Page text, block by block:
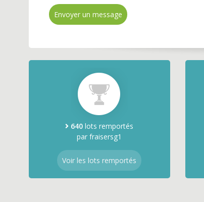
Envoyer un message
640 lots remportés
par fraisersg1
Voir les lots remportés